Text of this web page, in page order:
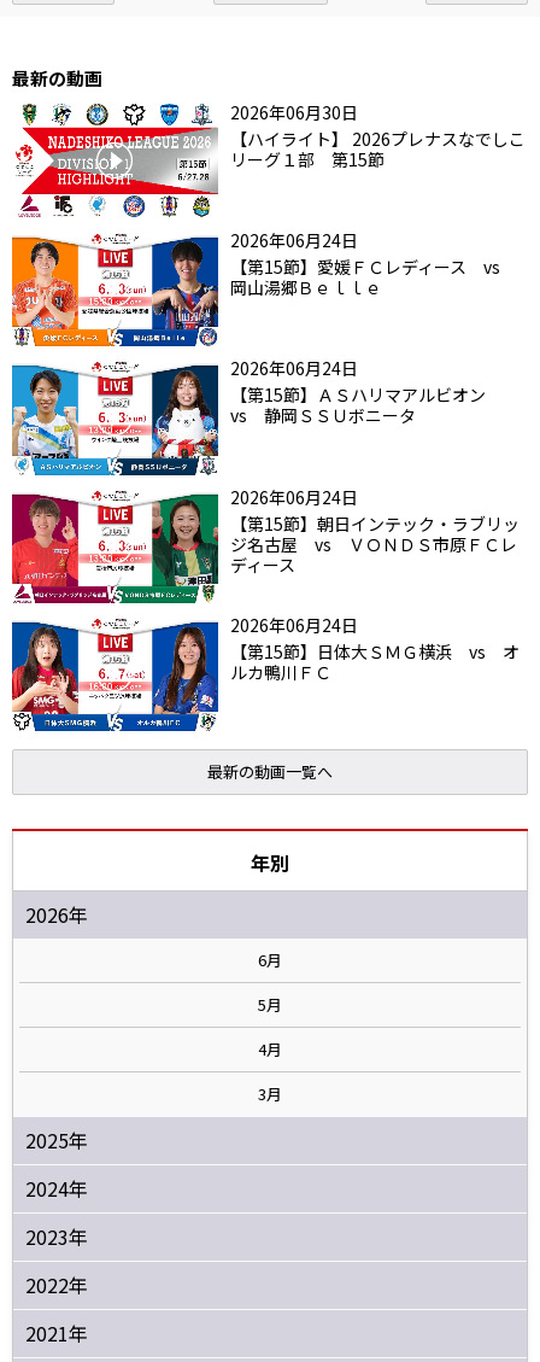
最新の動画
2026年06月30日
【ハイライト】 2026プレナスなでしこ
リーグ１部 第15節
2026年06月24日
【第15節】愛媛ＦＣレディース vs
岡山湯郷Ｂｅｌｌｅ
2026年06月24日
【第15節】ＡＳハリマアルビオン
vs 静岡ＳＳＵボニータ
2026年06月24日
【第15節】朝日インテック・ラブリッ
ジ名古屋 vs ＶＯＮＤＳ市原ＦＣレ
ディース
2026年06月24日
【第15節】日体大ＳＭＧ横浜 vs オ
ルカ鴨川ＦＣ
最新の動画一覧へ
年別
2026年
6月
5月
4月
3月
2025年
2024年
2023年
2022年
2021年